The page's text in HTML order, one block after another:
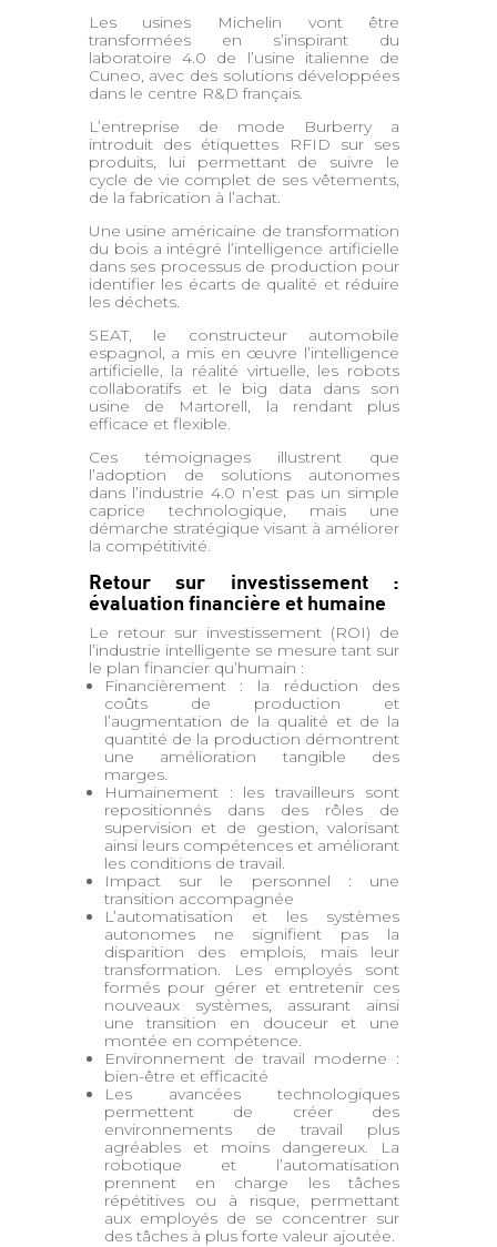
Les usines Michelin vont être
transformées en s’inspirant du
laboratoire 4.0 de l’usine italienne de
Cuneo, avec des solutions développées
dans le centre R&D français.
L’entreprise de mode Burberry a
introduit des étiquettes RFID sur ses
produits, lui permettant de suivre le
cycle de vie complet de ses vêtements,
de la fabrication à l’achat.
Une usine américaine de transformation
du bois a intégré l’intelligence artificielle
dans ses processus de production pour
identifier les écarts de qualité et réduire
les déchets.
SEAT, le constructeur automobile
espagnol, a mis en œuvre l’intelligence
artificielle, la réalité virtuelle, les robots
collaboratifs et le big data dans son
usine de Martorell, la rendant plus
efficace et flexible.
Ces témoignages illustrent que
l’adoption de solutions autonomes
dans l’industrie 4.0 n’est pas un simple
caprice technologique, mais une
démarche stratégique visant à améliorer
la compétitivité.
Retour sur investissement :
évaluation financière et humaine
Le retour sur investissement (ROI) de
l’industrie intelligente se mesure tant sur
le plan financier qu’humain :
Financièrement : la réduction des
coûts de production et
l’augmentation de la qualité et de la
quantité de la production démontrent
une amélioration tangible des
marges.
Humainement : les travailleurs sont
repositionnés dans des rôles de
supervision et de gestion, valorisant
ainsi leurs compétences et améliorant
les conditions de travail.
Impact sur le personnel : une
transition accompagnée
L’automatisation et les systèmes
autonomes ne signifient pas la
disparition des emplois, mais leur
transformation. Les employés sont
formés pour gérer et entretenir ces
nouveaux systèmes, assurant ainsi
une transition en douceur et une
montée en compétence.
Environnement de travail moderne :
bien-être et efficacité
Les avancées technologiques
permettent de créer des
environnements de travail plus
agréables et moins dangereux. La
robotique et l’automatisation
prennent en charge les tâches
répétitives ou à risque, permettant
aux employés de se concentrer sur
des tâches à plus forte valeur ajoutée.